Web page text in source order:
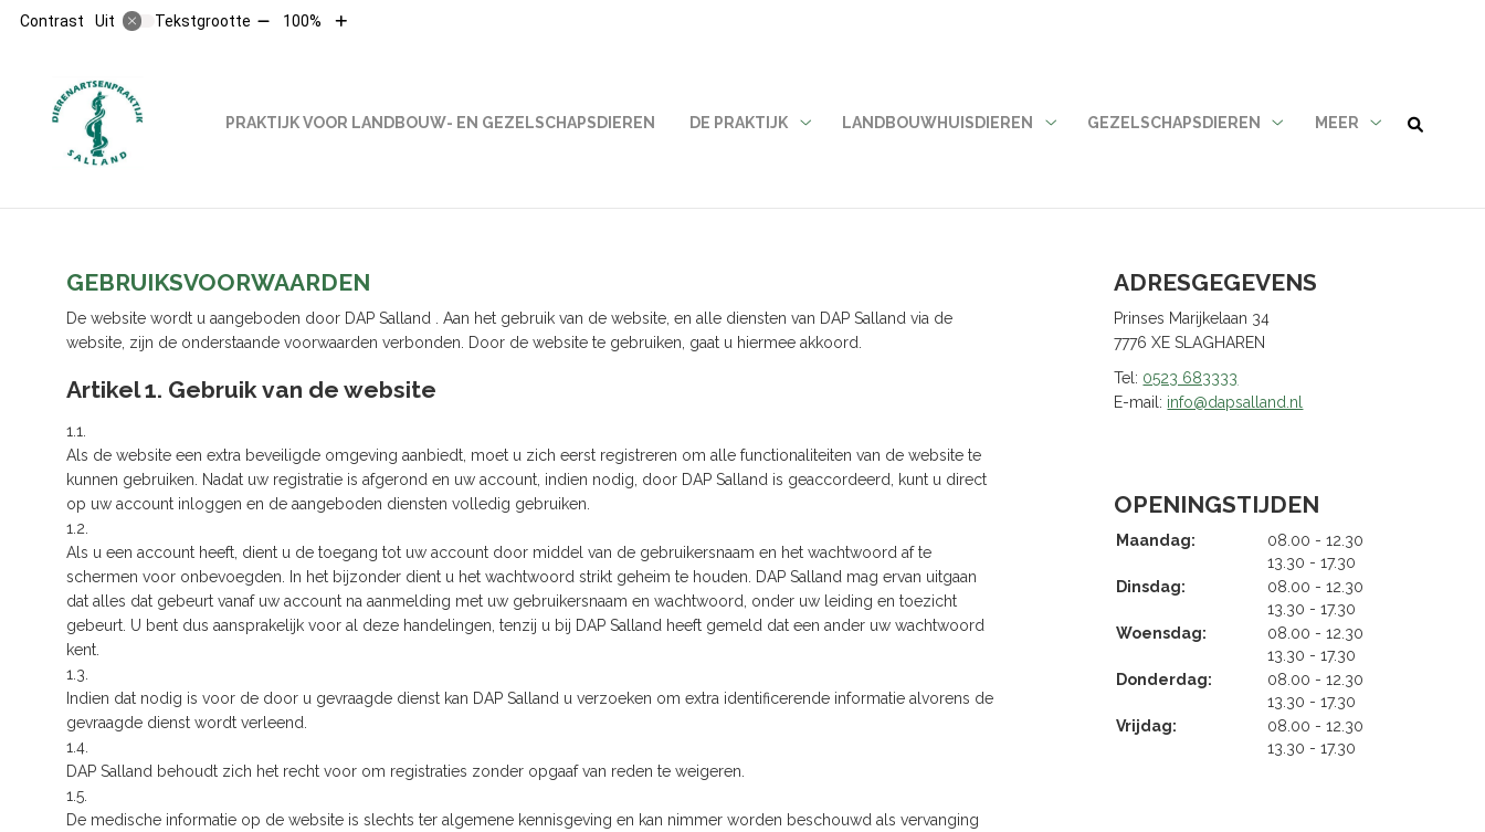
Contrast Uit Tekstgrootte Tekst100%
Tekst
HOOFDMENU
PRAKTIJK VOOR LANDBOUW- EN GEZELSCHAPSDIEREN
DE PRAKTIJK
LANDBOUWHUISDIEREN
GEZELSCHAPSDIEREN
MEER
GEBRUIKSVOORWAARDEN
De website wordt u aangeboden door DAP Salland . Aan het gebruik van de website, en alle diensten van DAP Salland via de
website, zijn de onderstaande voorwaarden verbonden. Door de website te gebruiken, gaat u hiermee akkoord.
Artikel 1. Gebruik van de website
1.1.
Als de website een extra beveiligde omgeving aanbiedt, moet u zich eerst registreren om alle functionaliteiten van de website te
kunnen gebruiken. Nadat uw registratie is afgerond en uw account, indien nodig, door DAP Salland is geaccordeerd, kunt u direct
op uw account inloggen en de aangeboden diensten volledig gebruiken.
1.2.
Als u een account heeft, dient u de toegang tot uw account door middel van de gebruikersnaam en het wachtwoord af te
schermen voor onbevoegden. In het bijzonder dient u het wachtwoord strikt geheim te houden. DAP Salland mag ervan uitgaan
dat alles dat gebeurt vanaf uw account na aanmelding met uw gebruikersnaam en wachtwoord, onder uw leiding en toezicht
gebeurt. U bent dus aansprakelijk voor al deze handelingen, tenzij u bij DAP Salland heeft gemeld dat een ander uw wachtwoord
kent.
1.3.
Indien dat nodig is voor de door u gevraagde dienst kan DAP Salland u verzoeken om extra identificerende informatie alvorens de
gevraagde dienst wordt verleend.
1.4.
DAP Salland behoudt zich het recht voor om registraties zonder opgaaf van reden te weigeren.
1.5.
De medische informatie op de website is slechts ter algemene kennisgeving en kan nimmer worden beschouwd als vervanging
ADRESGEGEVENS
Prinses Marijkelaan 34
7776 XE SLAGHAREN
Tel: 0523 683333
E-mail: info@dapsalland.nl
OPENINGSTIJDEN
Maandag: 08.00 tot
- 12.30
13.30 tot
- 17.30
Dinsdag:
08.00 tot
- 12.30
13.30 tot
- 17.30
Woensdag:
08.00 tot
- 12.30
13.30 tot
- 17.30
Donderdag:
08.00 tot
- 12.30
13.30 tot
- 17.30
Vrijdag:
08.00 tot
- 12.30
13.30 tot
- 17.30